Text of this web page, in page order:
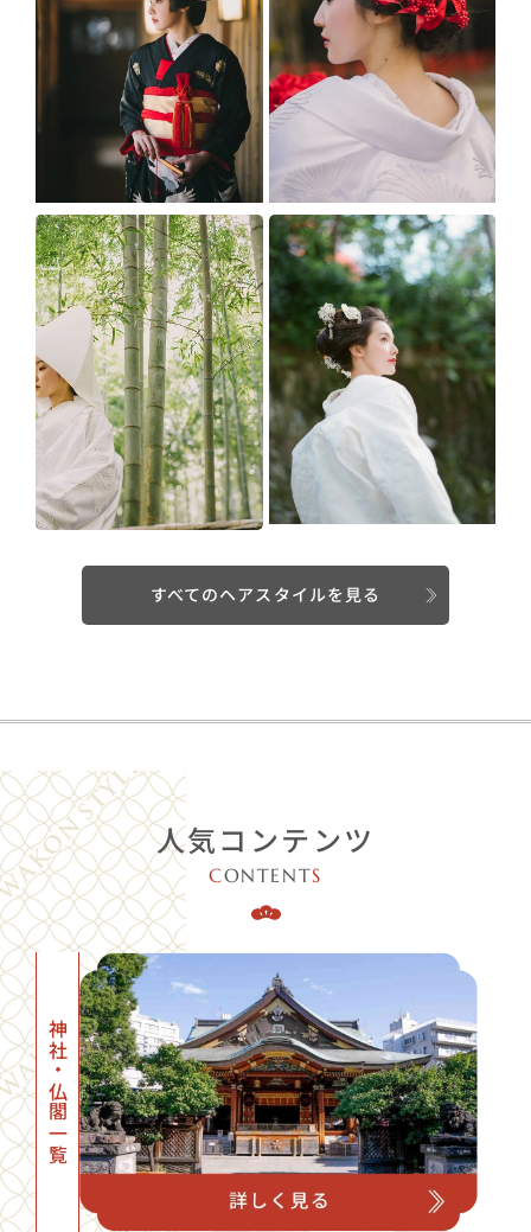
すべてのヘアスタイルを見る
人気コンテンツ
CONTENTS
神社・仏閣一覧